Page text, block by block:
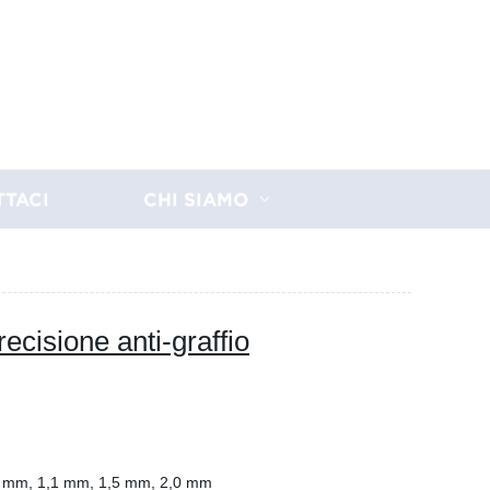
CHI SIAMO
anti-graffio
1,1 mm, 1,5 mm, 2,0 mm